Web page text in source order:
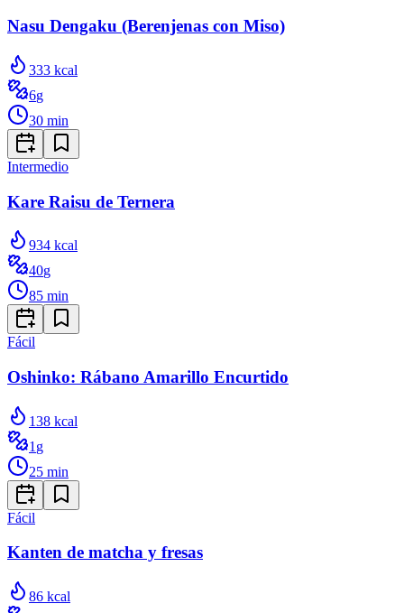
Nasu Dengaku (Berenjenas con Miso)
333 kcal
6g
30 min
Intermedio
Kare Raisu de Ternera
934 kcal
40g
85 min
Fácil
Oshinko: Rábano Amarillo Encurtido
138 kcal
1 g
25 min
Fácil
Kanten de matcha y fresas
86 kcal